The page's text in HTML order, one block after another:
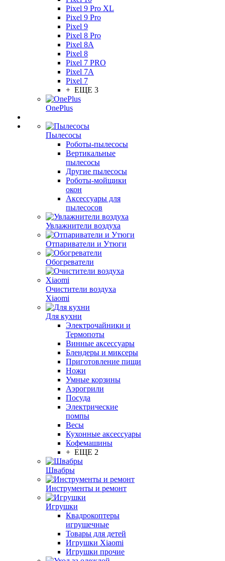
Pixel 9 Pro XL
Pixel 9 Pro
Pixel 9
Pixel 8 Pro
Pixel 8A
Pixel 8
Pixel 7 PRO
Pixel 7A
Pixel 7
+ ЕЩЕ 3
OnePlus
Пылесосы
Роботы-пылесосы
Вертикальные
пылесосы
Другие пылесосы
Роботы-мойщики
окон
Аксессуары для
пылесосов
Увлажнители воздуха
Отпариватели и Утюги
Обогреватели
Очистители воздуха
Xiaomi
Для кухни
Электрочайники и
Термопоты
Винные аксессуары
Блендеры и миксеры
Приготовление пищи
Ножи
Умные корзины
Аэрогрили
Посуда
Электрические
помпы
Весы
Кухонные аксессуары
Кофемашины
+ ЕЩЕ 2
Швабры
Инструменты и ремонт
Игрушки
Квадрокоптеры
игрушечные
Товары для детей
Игрушки Xiaomi
Игрушки прочие